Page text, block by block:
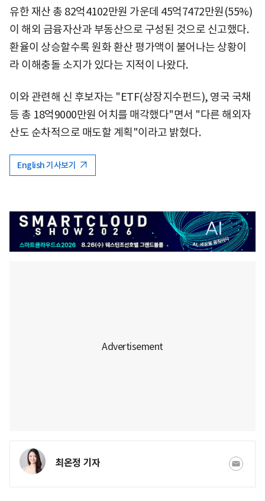
유한 재산 총 82억4102만원 가운데 45억7472만원(55%)
이 해외 금융자산과 부동산으로 구성된 것으로 신고했다.
환율이 상승할수록 원화 환산 평가액이 불어나는 상황이
라 이해충돌 소지가 있다는 지적이 나왔다.
이와 관련해 신 후보자는 "ETF(상장지수펀드), 영국 국채
등 총 18억9000만원 어치를 매각했다"면서 "다른 해외자
산도 순차적으로 매도할 계획"이라고 밝혔다.
English 기사보기
최온정 기자